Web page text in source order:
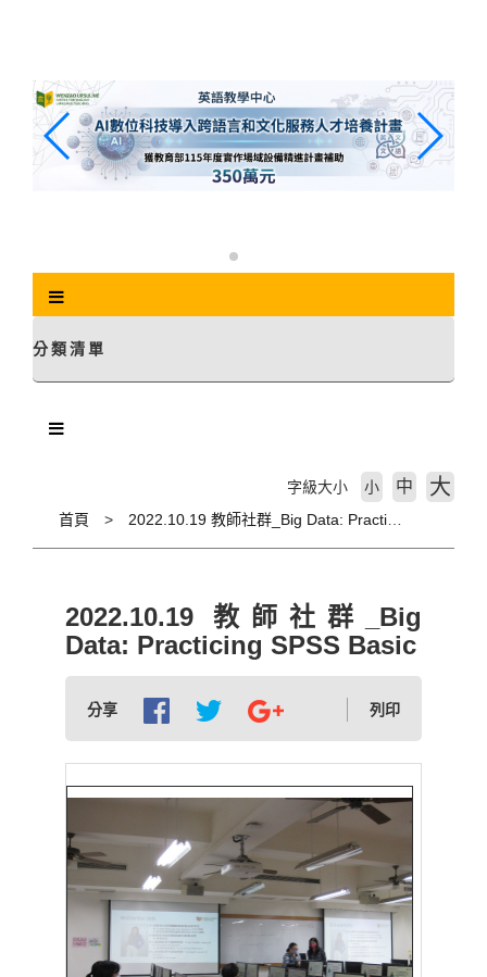
分類清單
首頁
字級大小 小 中 大
2022.10.19 教師社群_Big
Data: Practicing SPSS Basic
分享 列印